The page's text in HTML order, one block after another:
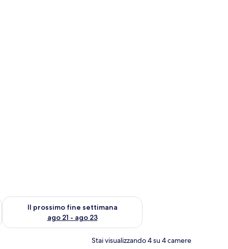
ago 14 - ago 16
Il prossimo fine settimana
ago 21 - ago 23
Verifica la disponibilità per il prossimo fine settimana, ago 21
Stai visualizzando 4 su 4 camere